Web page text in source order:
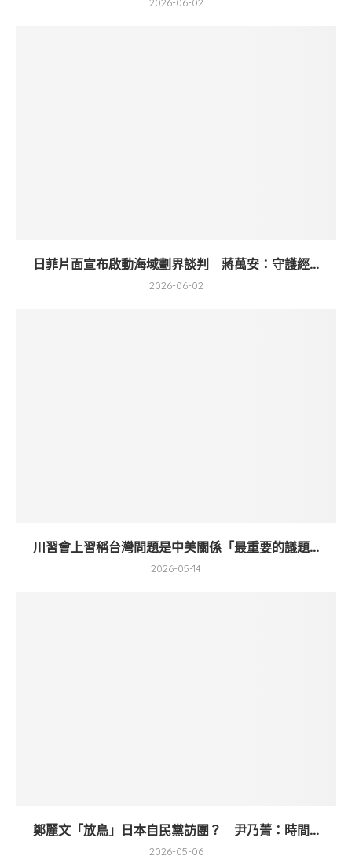
日菲片面宣布啟動海域劃界談判 蔣萬安：守護經...
2026-06-02
川習會上習稱台灣問題是中美關係「最重要的議題...
2026-05-14
鄭麗文「放鳥」日本自民黨訪團？ 尹乃菁：時間...
2026-05-06